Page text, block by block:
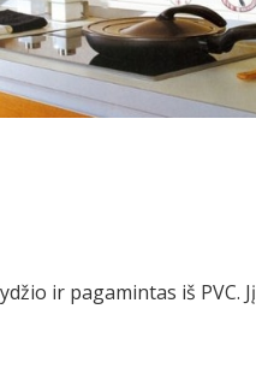
ir pagamintas iš PVC. Jį